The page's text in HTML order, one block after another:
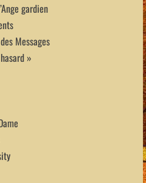
gardien
Messages
»